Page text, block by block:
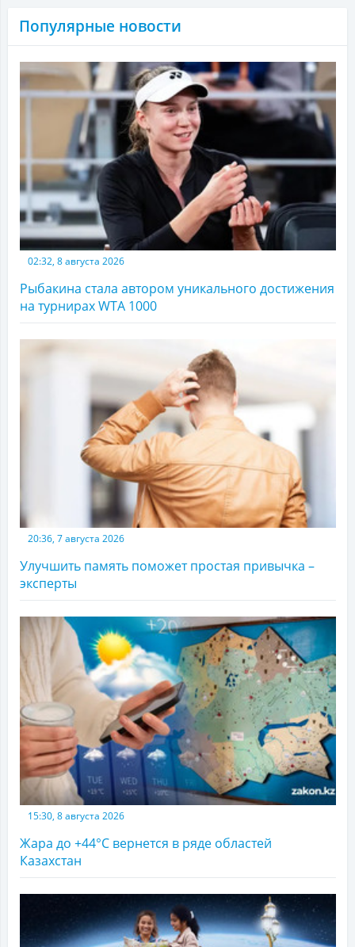
Популярные новости
02:32, 8 августа 2026
Рыбакина стала автором уникального достижения
на турнирах WTA 1000
20:36, 7 августа 2026
Улучшить память поможет простая привычка –
эксперты
15:30, 8 августа 2026
Жара до +44°С вернется в ряде областей
Казахстан